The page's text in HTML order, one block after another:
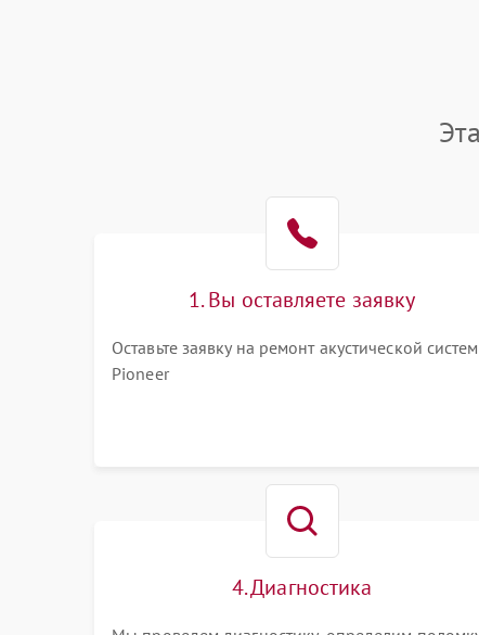
1. Вы оставляете заявку
Оставьте заявку на ремонт акустической
Pioneer
4. Диагностика